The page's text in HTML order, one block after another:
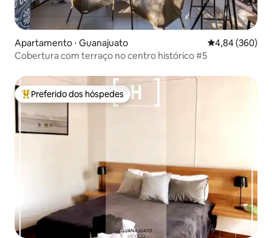
Apartamento ⋅ Guanajuato 4,84 de uma
4,84 (360)
Cobertura com terraço no centro histórico #5
Entre os melhores preferidos dos hóspedes
Preferido dos hóspedes